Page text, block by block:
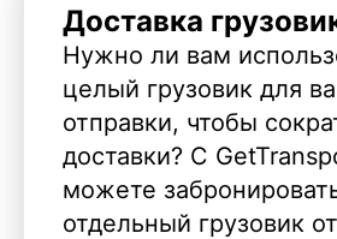
Доставка
Нужно ли вам
целый грузовик для
отправки, чтобы
доставки? С
можете
отдельный грузовик